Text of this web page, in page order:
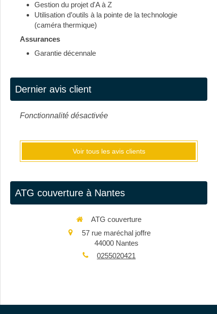
Gestion du projet d'A à Z
Utilisation d’outils à la pointe de la technologie
(caméra thermique)
Assurances
Garantie décennale
Dernier avis client
Fonctionnalité désactivée
Voir tous les avis clients
ATG couverture à Nantes
ATG couverture
57 rue maréchal joffre
44000 Nantes
0255020421